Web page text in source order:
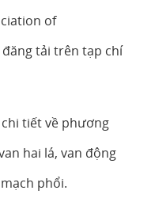
of
tải trên tạp chí
tiết về phương
hai lá, van động
phổi.